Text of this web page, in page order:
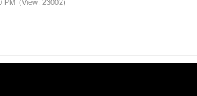
PM (View: 23002)